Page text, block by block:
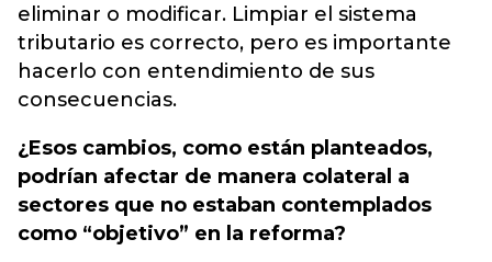
eliminar o modificar. Limpiar el sistema
tributario es correcto, pero es importante
hacerlo con entendimiento de sus
consecuencias.
¿Esos cambios, como están planteados,
podrían afectar de manera colateral a
sectores que no estaban contemplados
como “objetivo” en la reforma?